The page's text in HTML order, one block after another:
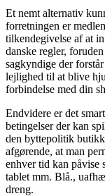
Et nemt alternativ
forretningen er
tilkendegivelse af at
danske regler,
sagkyndige der
lejlighed til at blive
forbindelse med din
Endvidere er det
betingelser der kan
den byttepolitik
afgørende, at man
enhver tid kan
tablet mm. Blå.,
dreng.